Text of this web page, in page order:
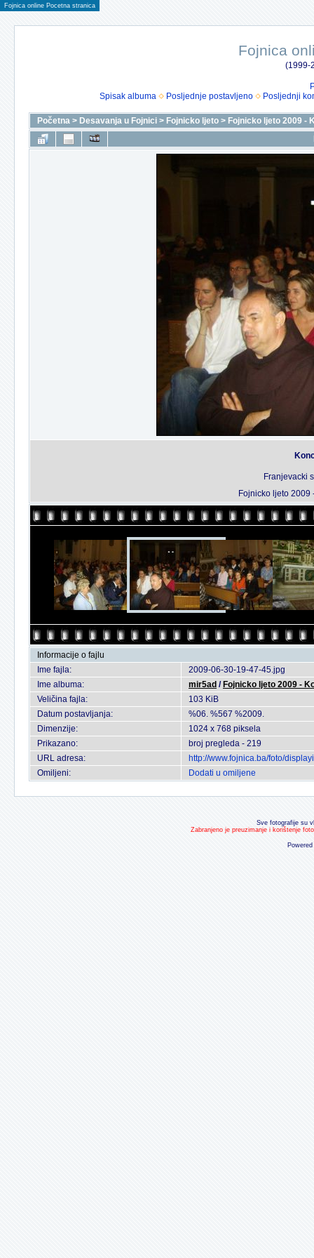
Fojnica online Pocetna stranica
Fojnica
(1999-
Spisak albuma
Posljednje postavljeno Posljednji
Početna > Desavanja u Fojnici > Fojnicko ljeto > Fojnicko ljeto 2009 -
Franjevacki
Fojnicko ljeto 2009
Informacije o fajlu
Ime fajla:
2009-06-30-19-47-45.jpg
Ime albuma:
mir5ad / Fojnicko ljeto 2009 -
Veličina fajla:
103 KiB
Datum postavljanja:
%06. %567 %2009.
Dimenzije:
1024 x 768 piksela
Prikazano:
broj pregleda - 219
URL adresa:
http://www.fojnica.ba/foto/
Omiljeni:
Dodati u omiljene
Sve fotografije su
Zabranjeno je preuzimanje i korištenje